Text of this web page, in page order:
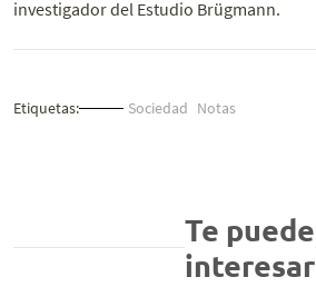
investigador del Estudio Brügmann.
Etiquetas: Sociedad Notas
Te puede
interesar